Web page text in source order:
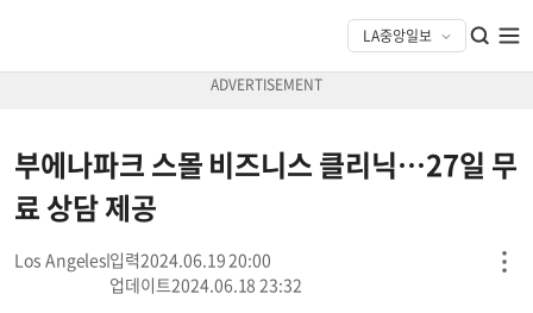
부에나파크 스몰 비즈니스 클리닉…27일 무
료 상담 제공
Los Angeles
2024.06.19 20:00
2024.06.18 23:32